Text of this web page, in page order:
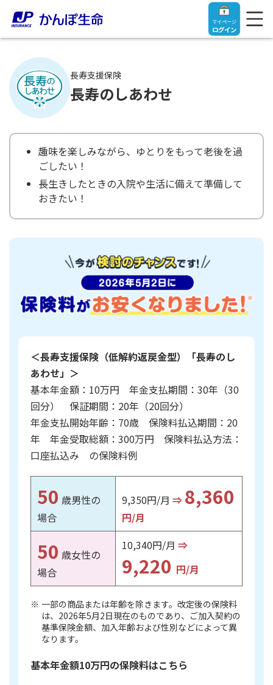
マイページ
ログイン
トップ
ご契約者さま
ご契約者さま
マイページログイン
入院保険金・手術保険金のご請求
お手続き一覧
きっかけ・できごとから探す
マイページでできること
新規登録
ログイン
ご契約内容の確認
お客さまに関する情報等の確認の取り組み
各種サービス・お知らせ
かんぽプラチナライフサービス
保険をご検討中のお客さま
保険をご検討中のお客さま
終身保険
養老保険
定期保険
学資保険
長寿支援保険
お見積りシミュレーション
資料請求
保険の探し方のポイント
保険かんたん診断
これからのライフイベントでかかる費用とは？
ご契約手続きの流れ
保険料のお払込方法
保険用語集
法人のお客さま
【まずはご相談ください】企業経営でお悩みの方はこ
法人のお客さま向け商品一覧
かんぽ生命の団体取扱い
法人向け資料請求
お問い合わせ先
お役立ち情報
保険
医療
お金
子育て
健康情報
かんぽアプリ～かんぽの健康と安心を手のひらに～
かんぽ生命について
ご挨拶
経営理念・経営戦略
会社概要
財務情報
日本郵政グループとしての取り組み
採用情報
CM・オウンドメディア／ソーシャルメディア
かんぽブランド
お問い合わせ
サステナビリティ
株主・投資家のみなさまへ
採用情報
English
長寿支援保険
長寿のしあわせ
趣味を楽しみながら、ゆとりをもって老後を過
ごしたい！
長生きしたときの入院や生活に備えて準備して
おきたい！
＜長寿支援保険（低解約返戻金型）「長寿のし
あわせ」＞
基本年金額：10万円 年金支払期間：30年（30
回分） 保証期間：20年（20回分）
年金支払開始年齢：70歳 保険料払込期間：20
年 年金受取総額：300万円 保険料払込方法：
口座払込み の保険料例
50 歳男性の
場合
9,350円/月 ⇒ 8,360
円/月
50 歳女性の
場合
10,340円/月 ⇒
9,220 円/月
一部の商品または年齢を除きます。改定後の保険料
は、2026年5月2日現在のものであり、ご加入契約の
基準保険金額、加入年齢および性別などによって異
なります。
基本年金額10万円の保険料はこちら